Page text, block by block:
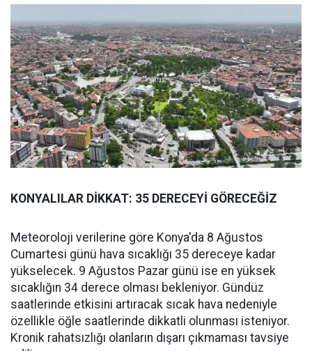
KONYALILAR DİKKAT: 35 DERECEYİ GÖRECEĞİZ
Meteoroloji verilerine göre Konya'da 8 Ağustos
Cumartesi günü hava sıcaklığı 35 dereceye kadar
yükselecek. 9 Ağustos Pazar günü ise en yüksek
sıcaklığın 34 derece olması bekleniyor. Gündüz
saatlerinde etkisini artıracak sıcak hava nedeniyle
özellikle öğle saatlerinde dikkatli olunması isteniyor.
Kronik rahatsızlığı olanların dışarı çıkmaması tavsiye